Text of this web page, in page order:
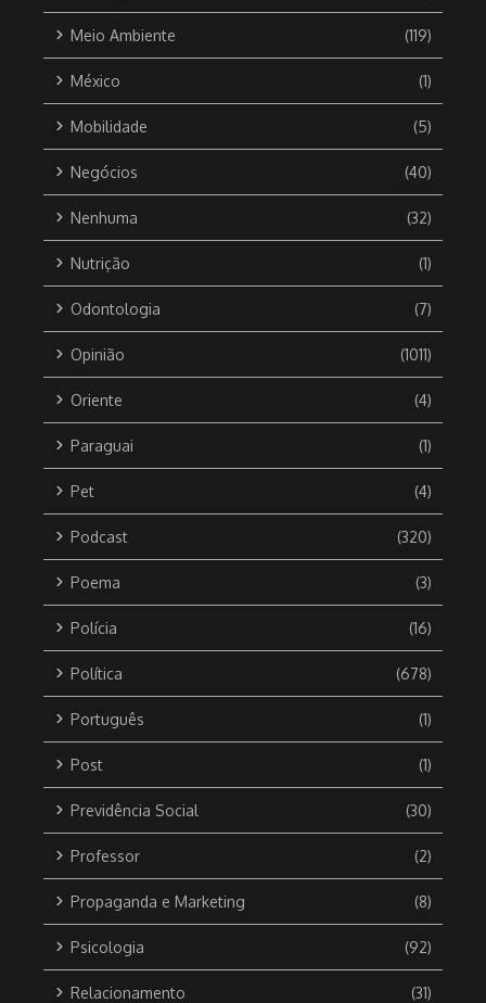
Meio Ambiente (119)
México (1)
Mobilidade (5)
Negócios (40)
Nenhuma (32)
Nutrição (1)
Odontologia (7)
Opinião (1011)
Oriente (4)
Paraguai (1)
Pet (4)
Podcast (320)
Poema (3)
Polícia (16)
Política (678)
Português (1)
Post (1)
Previdência Social (30)
Professor (2)
Propaganda e Marketing (8)
Psicologia (92)
Relacionamento (31)